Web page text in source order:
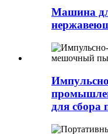
Машина
для сбора